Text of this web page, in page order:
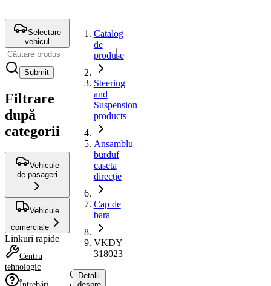
Selectare
vehicul
Submit
Filtrare
după
categorii
Vehicule
de pasageri
Vehicule
comerciale
Linkuri rapide
Centru
tehnologic
Catalog
de
produse
Steering
and
Suspension
products
Ansamblu
burduf
caseta
direcție
Cap de
bara
VKDY
318023
CapDetalii